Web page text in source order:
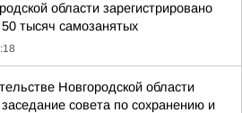
области зарегистрировано
тысяч самозанятых
Новгородской области
совета по сохранению и